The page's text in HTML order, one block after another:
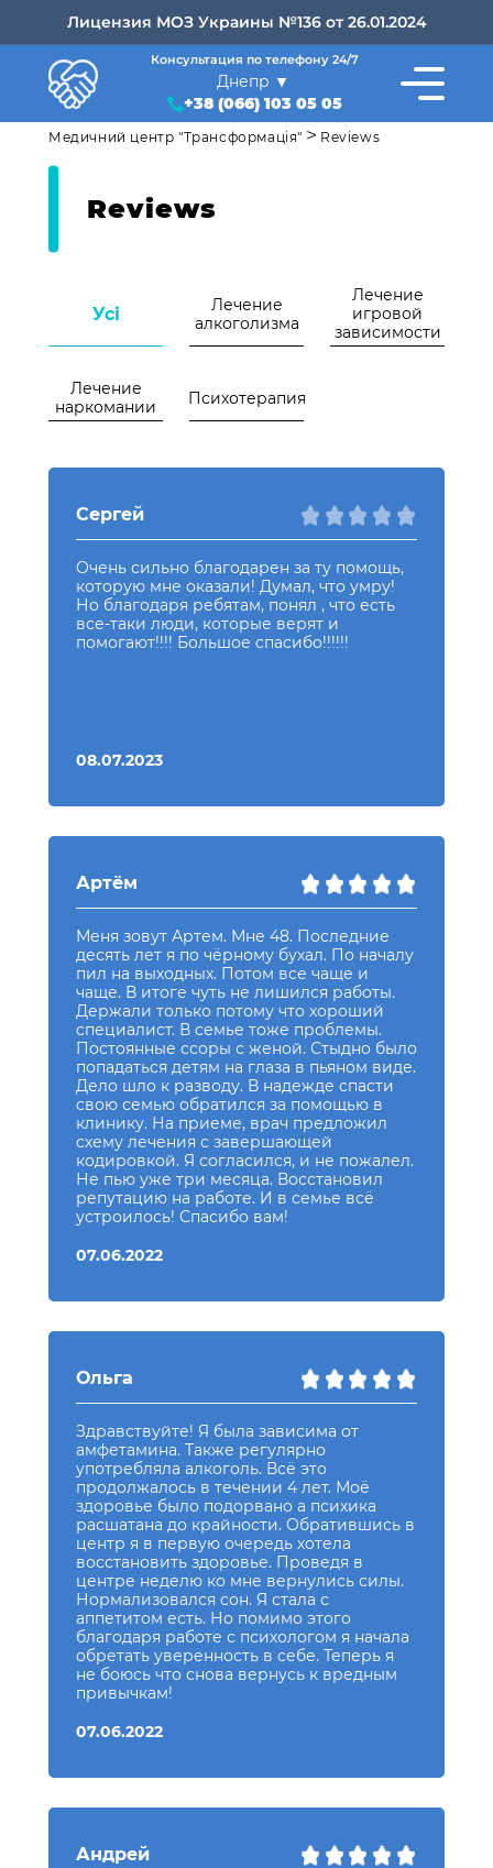
Лицензия МОЗ Украины №136 от 26.01.2024
Консультация по телефону 24/7
Днепр
+38 (066) 103 05 05
Медичний центр "Трансформація" > Reviews
Reviews
Усі
Лечение
алкоголизма
Лечение
игровой
зависимости
Лечение
наркомании
Психотерапия
Сергей
Очень сильно благодарен за ту помощь,
которую мне оказали! Думал, что умру!
Но благодаря ребятам, понял , что есть
все-таки люди, которые верят и
помогают!!!! Большое спасибо!!!!!!
08.07.2023
Артём
Меня зовут Артем. Мне 48. Последние
десять лет я по чёрному бухал. По началу
пил на выходных. Потом все чаще и
чаще. В итоге чуть не лишился работы.
Держали только потому что хороший
специалист. В семье тоже проблемы.
Постоянные ссоры с женой. Стыдно было
попадаться детям на глаза в пьяном виде.
Дело шло к разводу. В надежде спасти
свою семью обратился за помощью в
клинику. На приеме, врач предложил
схему лечения с завершающей
кодировкой. Я согласился, и не пожалел.
Не пью уже три месяца. Восстановил
репутацию на работе. И в семье всё
устроилось! Спасибо вам!
07.06.2022
Ольга
Здравствуйте! Я была зависима от
амфетамина. Также регулярно
употребляла алкоголь. Всё это
продолжалось в течении 4 лет. Моё
здоровье было подорвано а психика
расшатана до крайности. Обратившись в
центр я в первую очередь хотела
восстановить здоровье. Проведя в
центре неделю ко мне вернулись силы.
Нормализовался сон. Я стала с
аппетитом есть. Но помимо этого
благодаря работе с психологом я начала
обретать уверенность в себе. Теперь я
не боюсь что снова вернусь к вредным
привычкам!
07.06.2022
Андрей